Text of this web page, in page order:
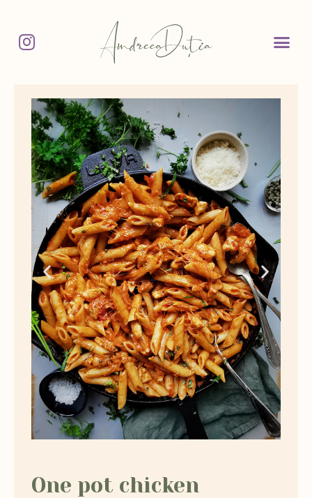
One pot chicken